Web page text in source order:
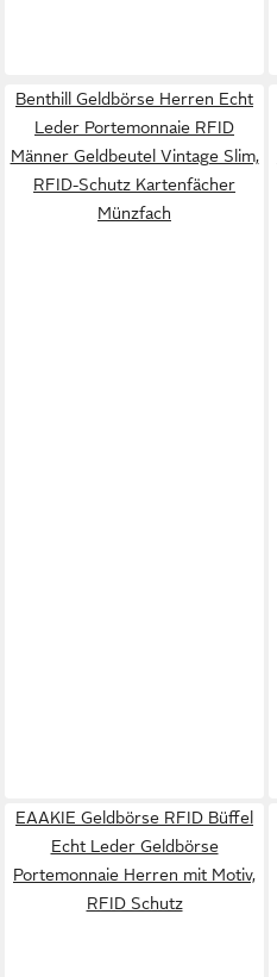
Benthill Geldbörse Herren Echt
Leder Portemonnaie RFID
Männer Geldbeutel Vintage Slim,
RFID-Schutz Kartenfächer
Münzfach
EAAKIE Geldbörse RFID Büffel
Echt Leder Geldbörse
Portemonnaie Herren mit Motiv,
RFID Schutz